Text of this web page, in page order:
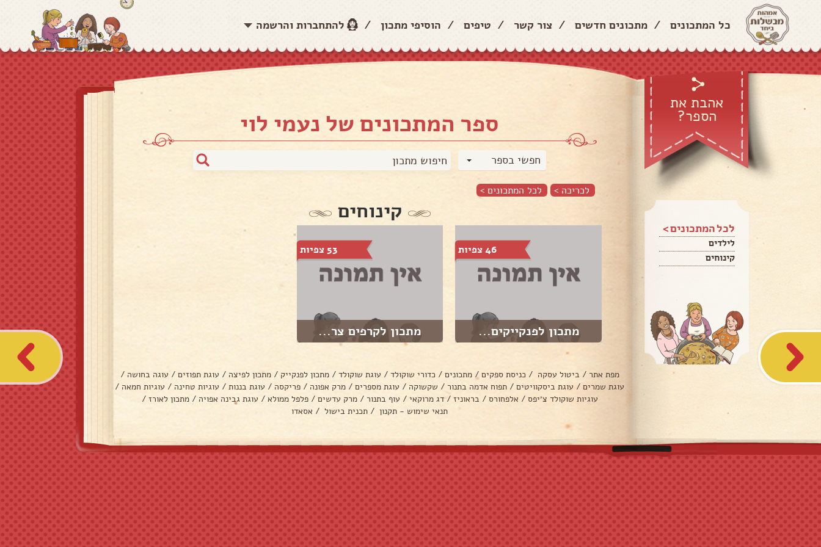
כל המתכונים / מתכונים חדשים / צור קשר / טיפים / הוסיפי מתכון / להתחברות והרשמה
אהבת את
הספר?
לכל המתכונים >
לילדים
קינוחים
ספר המתכונים של נעמי לוי
חפשי בספר
לכריכה > לכל המתכונים >
קינוחים
46 צפיות
מתכון לפנקייקים...
53 צפיות
מתכון לקרפים צר...
מפת אתר / ביטול עסקה / כניסת ספקים / מתכונים / כדורי שוקולד / עוגת שוקולד / מתכון לפנקייק / מתכון לפיצה / עוגת תפוזים / עוגה בחושה /
עוגת שמרים / עוגת ביסקוויטים / תפוח אדמה בתנור / שקשוקה / עוגת מספרים / מרק אפונה / פריקסה / עוגת בננות / עוגיות טחינה / עוגיות חמאה /
עוגיות שוקולד צ׳יפס / אלפחורס / בראוניז / דג מרוקאי / עוף בתנור / מרק עדשים / פלפל ממולא / עוגת גבינה אפויה / מתכון לאורז /
תנאי שימוש - תקנון / תכנית בישול / אסאדו